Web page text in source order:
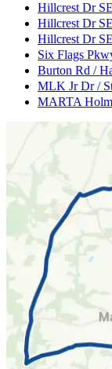
Hillcrest Dr
Hillcrest Dr
Hillcrest Dr
Six Flags
Burton Rd /
MLK Jr Dr /
MARTA